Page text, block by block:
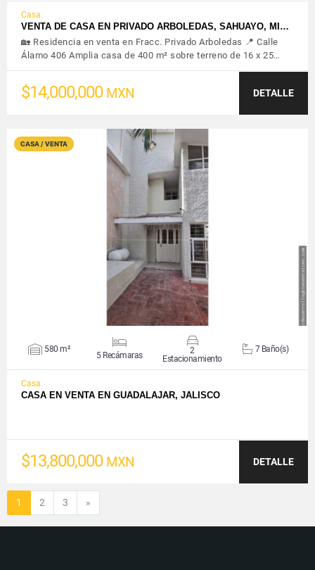
Casa
VENTA DE CASA EN PRIVADO ARBOLEDAS, SAHUAYO, MI…
🏡 Residencia en venta en Fracc. Privado Arboledas 📍 Calle
Álamo 406 Amplia casa de 400 m² sobre terreno de 16 x 25…
$14,000,000 MXN DETALLE
CASA / VENTA
VER DETALLES
580 m²
5 Recámaras
2
Estacionamiento
7 Baño(s)
Casa
CASA EN VENTA EN GUADALAJAR, JALISCO
$13,800,000 MXN DETALLE
1 2 3 »